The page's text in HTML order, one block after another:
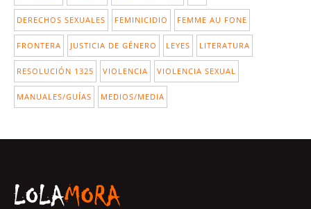
DERECHOS SEXUALES FEMINICIDIO FEMME AU FONE
FRONTERA JUSTICIA DE GÉNERO LEYES LITERATURA
RESOLUCIÓN 1325 VIOLENCIA VIOLENCIA SEXUAL
MANUALES/GUÍAS MEDIOS/MEDIA